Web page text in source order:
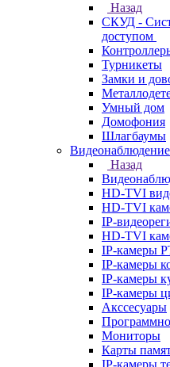
Назад
СКУД -
доступом
Турникеты
Замки и
Умный дом
Домофония
Шлагбаумы
Видеонаблюдение
Назад
HD-TVI
HD-TVI
IP-
HD-TVI
IP-камеры
IP-камеры
IP-камеры
IP-камеры
Акссесуары
Мониторы
Карты
IP-камеры